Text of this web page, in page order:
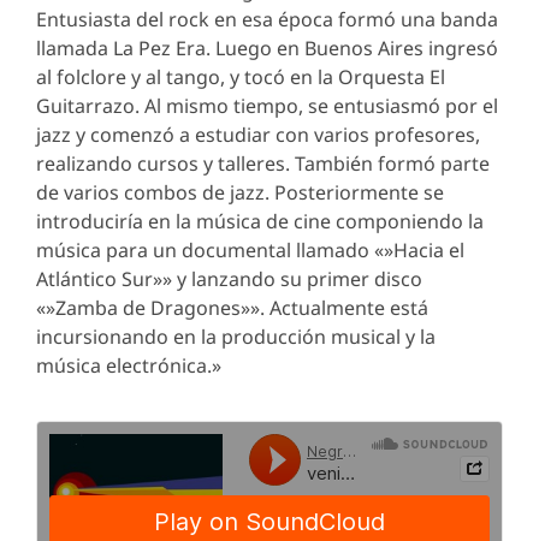
Entusiasta del rock en esa época formó una banda
llamada La Pez Era. Luego en Buenos Aires ingresó
al folclore y al tango, y tocó en la Orquesta El
Guitarrazo. Al mismo tiempo, se entusiasmó por el
jazz y comenzó a estudiar con varios profesores,
realizando cursos y talleres. También formó parte
de varios combos de jazz. Posteriormente se
introduciría en la música de cine componiendo la
música para un documental llamado «»Hacia el
Atlántico Sur»» y lanzando su primer disco
«»Zamba de Dragones»». Actualmente está
incursionando en la producción musical y la
música electrónica.»